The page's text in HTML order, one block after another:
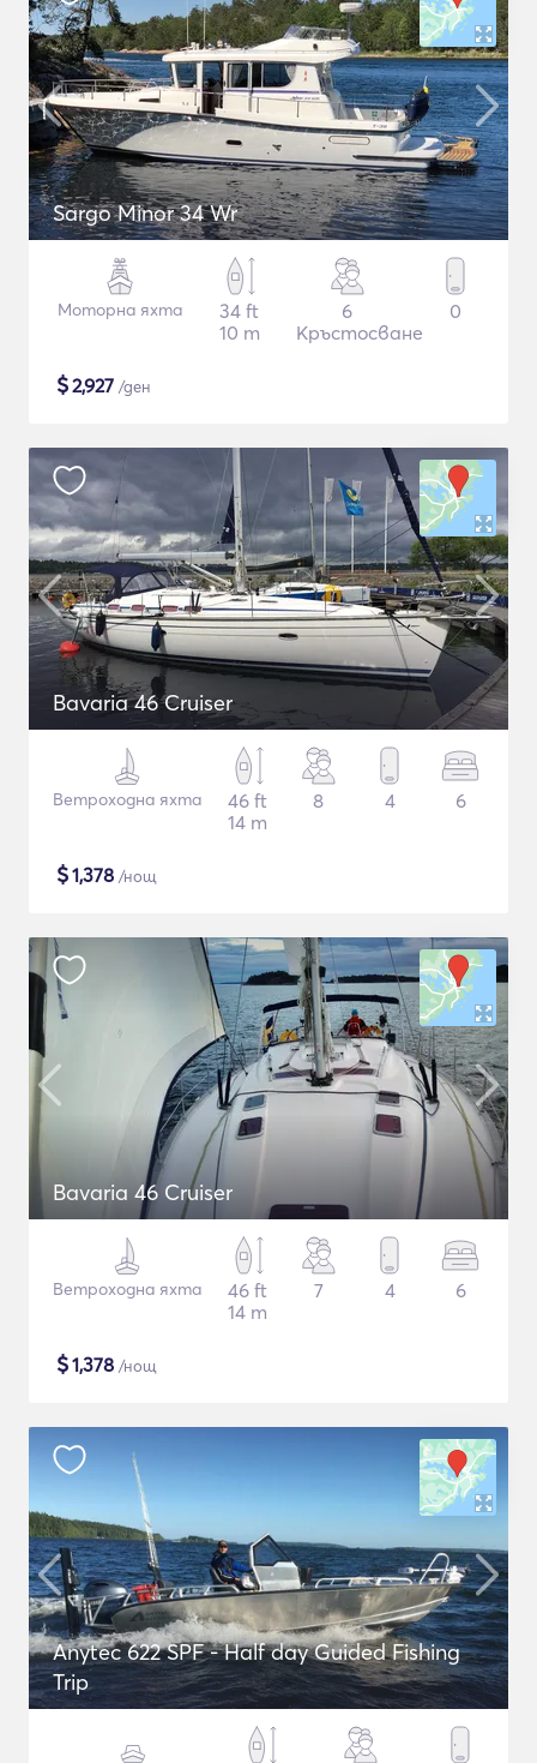
Sargo Minor 34 Wr
Моторна яхта
34 ft
10 m
6
Кръстосване
0
$2,927 /ден
Bavaria 46 Cruiser
Ветроходна яхта
46 ft
14 m
8 4 6
$1,378 /нощ
Bavaria 46 Cruiser
Ветроходна яхта
46 ft
14 m
7 4 6
$1,378 /нощ
Anytec 622 SPF - Half day Guided Fishing
Trip